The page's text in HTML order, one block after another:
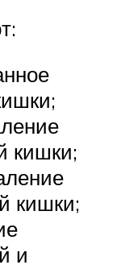
кишки;
кишки;
и